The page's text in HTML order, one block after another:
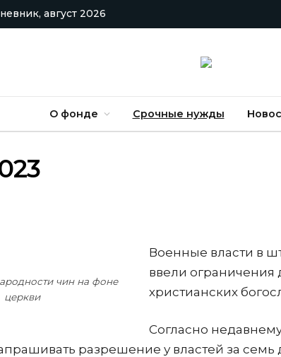
август 2026
О фонде Срочные нужды
чин на фоне
церкви
Военные власти в
ввели ограничения
христианских
Согласно
разрешение у властей за